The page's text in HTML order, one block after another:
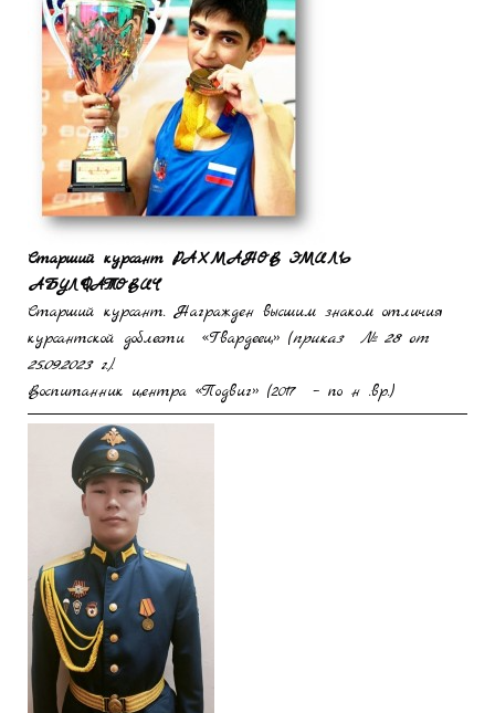
Старший курсант РАХМАНОВ ЭМИЛЬ
АБУЛФАТОВИЧ
Старший курсант. Награжден высшим знаком отличия
курсантской доблести «Гвардеец» (приказ № 28 от
25.09.2023 г.).
Воспитанник центра «Подвиг» (2017 – по н .вр.)